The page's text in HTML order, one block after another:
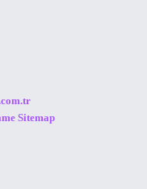
Sitemap